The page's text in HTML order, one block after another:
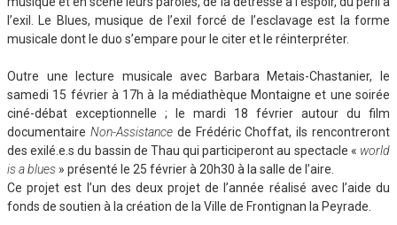
l’exil. Le Blues, musique de l’exil forcé de l’esclavage est la forme
musicale dont le duo s’empare pour le citer et le réinterpréter.
Outre une lecture musicale avec Barbara Metais-Chastanier, le
samedi 15 février à 17h à la médiathèque Montaigne et une soirée
ciné-débat exceptionnelle ; le mardi 18 février autour du film
documentaire Non-Assistancede Frédéric Choffat, ils rencontreront
des exilé.e.s du bassin de Thau qui participeront au spectacle « world
is a blues » présenté le 25 février à 20h30 à la salle de l’aire.
Ce projet est l’un des deux projet de l’année réalisé avec l’aide du
fonds de soutien à la création de la Ville de Frontignan la Peyrade.